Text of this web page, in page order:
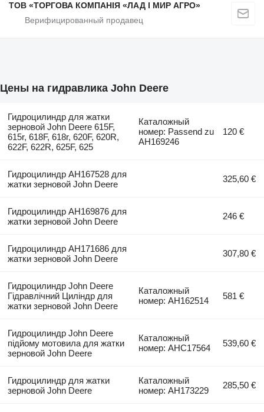
ТОВ «ТОРГОВА КОМПАНІЯ «ЛАД І МИР АГРО»
Цены на гидравлика John Deere
Гидроцилиндр для жатки
зерновой John Deere 615F,
615r, 618F, 618r, 620F, 620R,
622F, 622R, 625F, 625
Каталожный
номер: Passend zu
AH169246
120 €
Гидроцилиндр AH167528 для
жатки зерновой John Deere
325,60 €
Гидроцилиндр AH169876 для
жатки зерновой John Deere
246 €
Гидроцилиндр AH171686 для
жатки зерновой John Deere
307,80 €
Гидроцилиндр John Deere
Гідравлічний Циліндр для
жатки зерновой John Deere
Каталожный
номер: AH162514
581 €
Гидроцилиндр John Deere
підйому мотовила для жатки
зерновой John Deere
Каталожный
номер: AHC17564
539,60 €
Гидроцилиндр для жатки
зерновой John Deere
Каталожный
номер: AH173229
285,50 €